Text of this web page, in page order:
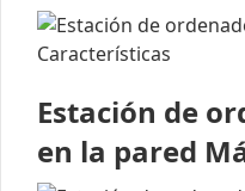
Estación de
en la pared